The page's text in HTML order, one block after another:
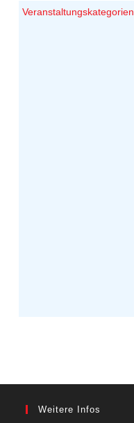
Veranstaltungskategorien
Weitere Infos